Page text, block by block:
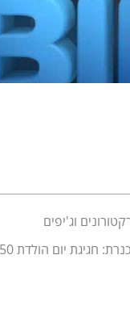
וג'יפים